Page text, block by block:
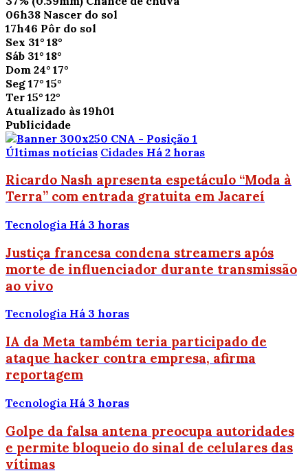
06h38 Nascer do sol
17h46 Pôr do sol
Sex 31° 18°
Sáb 31° 18°
Dom 24° 17°
Seg 17° 15°
Ter 15° 12°
Atualizado às 19h01
Publicidade
Últimas notícias Cidades Há 2 horas
Ricardo Nash apresenta espetáculo “Moda à
Terra” com entrada gratuita em Jacareí
Tecnologia Há 3 horas
Justiça francesa condena streamers após
morte de influenciador durante transmissão
ao vivo
Tecnologia Há 3 horas
IA da Meta também teria participado de
ataque hacker contra empresa, afirma
reportagem
Tecnologia Há 3 horas
Golpe da falsa antena preocupa autoridades
e permite bloqueio do sinal de celulares das
vítimas